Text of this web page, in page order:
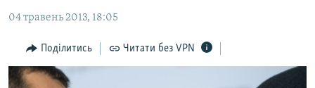
основної
навігації
Перейти
до
пошуку
БЛОГИ
ПОГЛЯД
ІНТЕРВ'Ю
04 травень 2013, 18:05
Поділитись Читати без VPN